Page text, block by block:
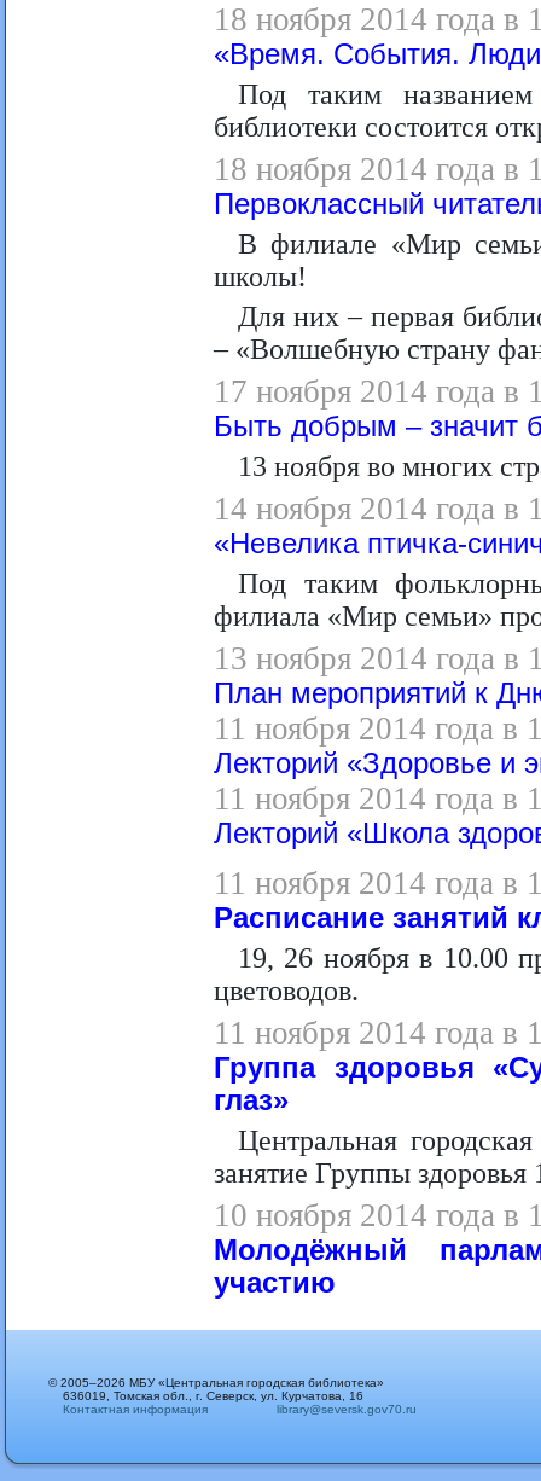
18 ноября 2014 года в
«Время. События.
Под таким
библиотеки состоится
18 ноября 2014 года в
Первоклассный
В филиале «Мир
школы!
Для них – первая
– «Волшебную страну
17 ноября 2014 года в
Быть добрым – значит
13 ноября во многих
14 ноября 2014 года в
«Невелика птичка-
Под таким
филиала «Мир семьи»
13 ноября 2014 года в
План мероприятий к
11 ноября 2014 года в
Лекторий «Здоровье и
11 ноября 2014 года в
Лекторий «Школа
11 ноября 2014 года в
Расписание занятий
19, 26 ноября в 10.00
цветоводов.
11 ноября 2014 года в
Группа здоровья
глаз»
Центральная
занятие Группы здоровья
10 ноября 2014 года в
Молодёжный
участию
© 2005–2026 МБУ «Центральная городская библиотека»
636019, Томская обл., г. Северск, ул. Курчатова, 16
Контактная информация
library@seversk.gov70.ru